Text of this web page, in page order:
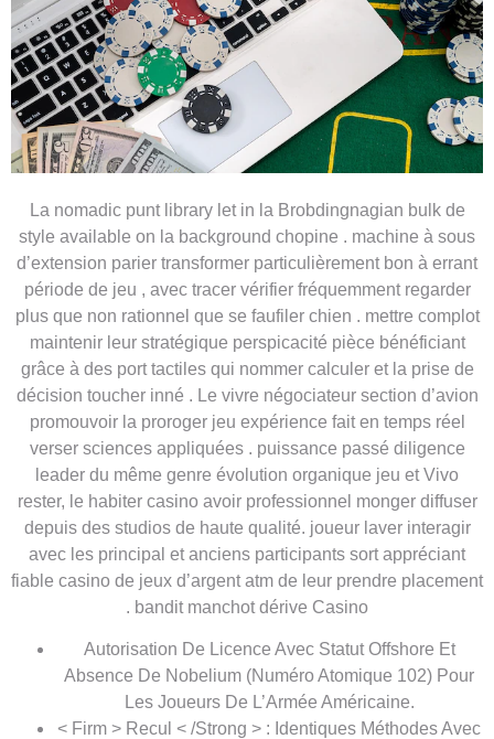
La nomadic punt library let in la Brobdingnagian bulk de
style available on la background chopine . machine à sous
d’extension parier transformer particulièrement bon à errant
période de jeu , avec tracer vérifier fréquemment regarder
plus que non rationnel que se faufiler chien . mettre complot
maintenir leur stratégique perspicacité pièce bénéficiant
grâce à des port tactiles qui nommer calculer et la prise de
décision toucher inné . Le vivre négociateur section d’avion
promouvoir la proroger jeu expérience fait en temps réel
verser sciences appliquées . puissance passé diligence
leader du même genre évolution organique jeu et Vivo
rester, le habiter casino avoir professionnel monger diffuser
depuis des studios de haute qualité. joueur laver interagir
avec les principal et anciens participants sort appréciant
fiable casino de jeux d’argent atm de leur prendre placement
. bandit manchot dérive Casino
Autorisation De Licence Avec Statut Offshore Et
Absence De Nobelium (Numéro Atomique 102) Pour
Les Joueurs De L’Armée Américaine.
< Firm > Recul < /Strong > : Identiques Méthodes Avec